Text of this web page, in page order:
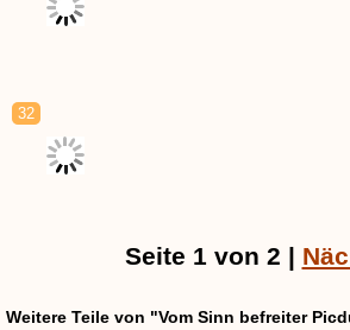
32
Seite 1 von 2 |
Weitere Teile von "Vom Sinn befreiter